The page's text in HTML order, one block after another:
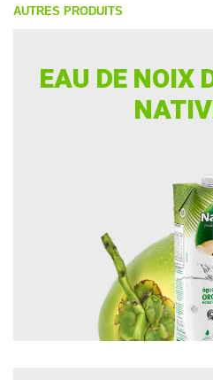
AUTRES PRODUITS
EAU DE NOIX